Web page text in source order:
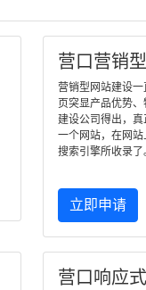
营口营销
营销型网站建设
页突显产品优势
建设公司得出，
一个网站，在网
搜索引擎所收录了
立即申请
营口响应